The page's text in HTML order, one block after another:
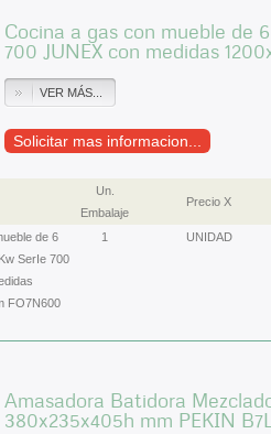
Cocina a gas con mueble de
700 JUNEX con medidas
VER MÁS...
Solicitar mas informacion...
Un.
Embalaje
Precio X
de 6
SerIe 700
FO7N600
1 UNIDAD
Amasadora Batidora
380x235x405h mm PEKIN